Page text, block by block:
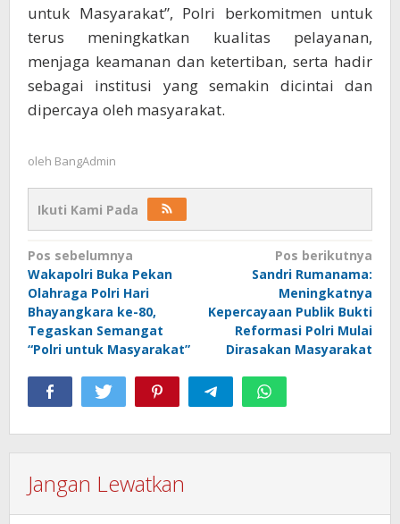
untuk Masyarakat”, Polri berkomitmen untuk
terus meningkatkan kualitas pelayanan,
menjaga keamanan dan ketertiban, serta hadir
sebagai institusi yang semakin dicintai dan
dipercaya oleh masyarakat.
oleh BangAdmin
Ikuti Kami Pada
Navigasi
pos
Pos sebelumnya
Wakapolri Buka Pekan
Olahraga Polri Hari
Bhayangkara ke-80,
Tegaskan Semangat
“Polri untuk Masyarakat”
Pos berikutnya
Sandri Rumanama:
Meningkatnya
Kepercayaan Publik Bukti
Reformasi Polri Mulai
Dirasakan Masyarakat
Jangan Lewatkan